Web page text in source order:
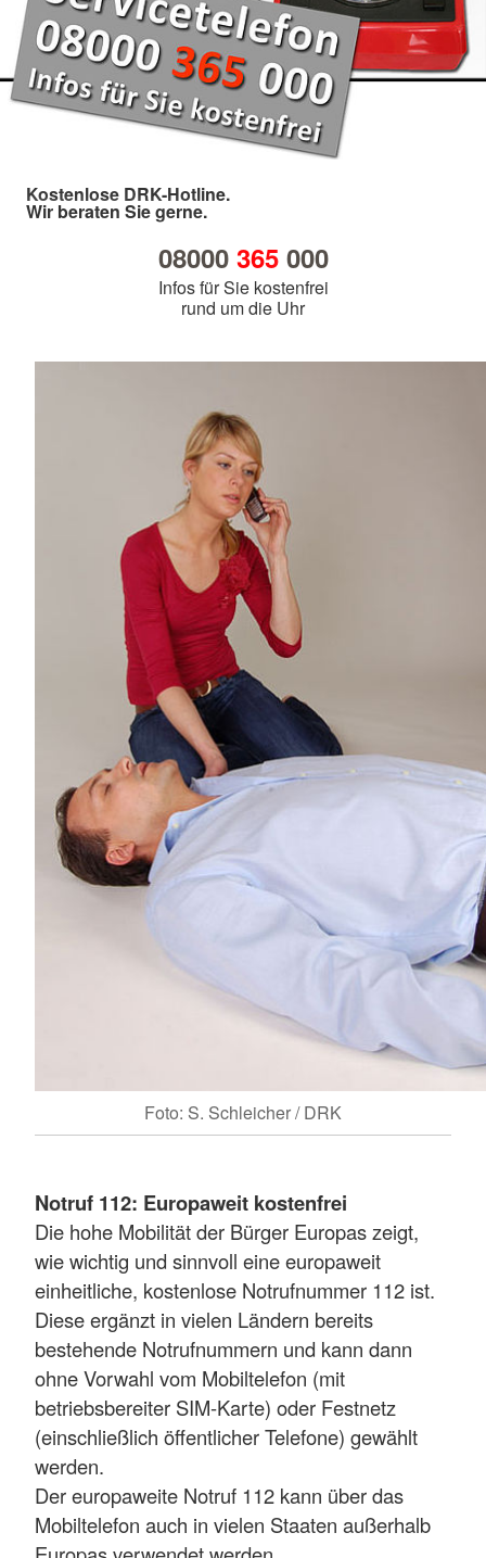
Kostenlose DRK-Hotline.
Wir beraten Sie gerne.
08000 365000
Infos für Sie kostenfrei
rund um die Uhr
Foto: S. Schleicher / DRK
Notruf 112: Europaweit kostenfrei
Die hohe Mobilität der Bürger Europas zeigt,
wie wichtig und sinnvoll eine europaweit
einheitliche, kostenlose Notrufnummer 112 ist.
Diese ergänzt in vielen Ländern bereits
bestehende Notrufnummern und kann dann
ohne Vorwahl vom Mobiltelefon (mit
betriebsbereiter SIM-Karte) oder Festnetz
(einschließlich öffentlicher Telefone) gewählt
werden.
Der europaweite Notruf 112 kann über das
Mobiltelefon auch in vielen Staaten außerhalb